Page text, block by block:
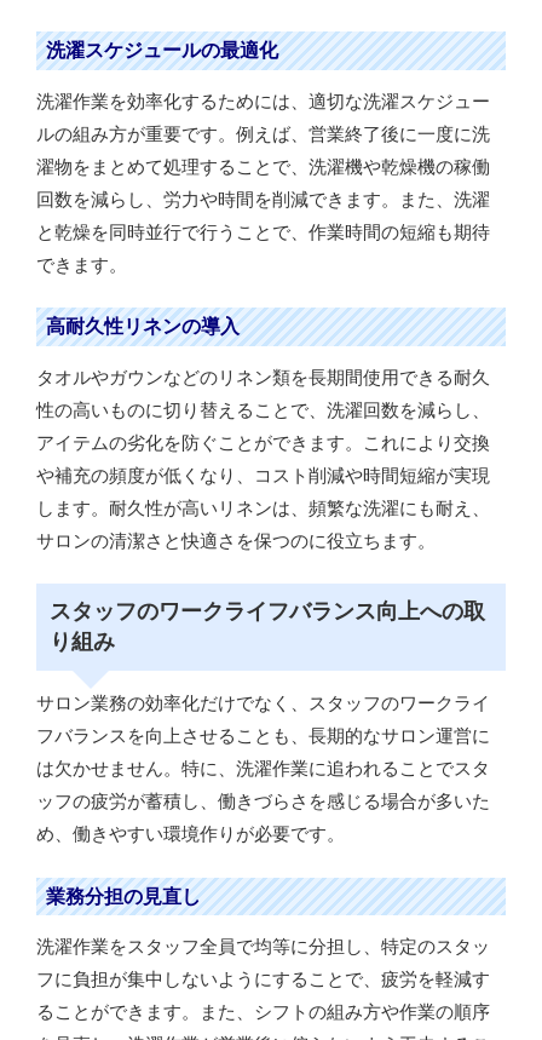
洗濯スケジュールの最適化
洗濯作業を効率化するためには、適切な洗濯スケジュー
ルの組み方が重要です。例えば、営業終了後に一度に洗
濯物をまとめて処理することで、洗濯機や乾燥機の稼働
回数を減らし、労力や時間を削減できます。また、洗濯
と乾燥を同時並行で行うことで、作業時間の短縮も期待
できます。
高耐久性リネンの導入
タオルやガウンなどのリネン類を長期間使用できる耐久
性の高いものに切り替えることで、洗濯回数を減らし、
アイテムの劣化を防ぐことができます。これにより交換
や補充の頻度が低くなり、コスト削減や時間短縮が実現
します。耐久性が高いリネンは、頻繁な洗濯にも耐え、
サロンの清潔さと快適さを保つのに役立ちます。
スタッフのワークライフバランス向上への取
り組み
サロン業務の効率化だけでなく、スタッフのワークライ
フバランスを向上させることも、長期的なサロン運営に
は欠かせません。特に、洗濯作業に追われることでスタ
ッフの疲労が蓄積し、働きづらさを感じる場合が多いた
め、働きやすい環境作りが必要です。
業務分担の見直し
洗濯作業をスタッフ全員で均等に分担し、特定のスタッ
フに負担が集中しないようにすることで、疲労を軽減す
ることができます。また、シフトの組み方や作業の順序